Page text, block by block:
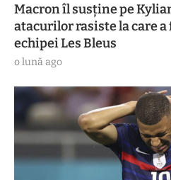
Macron îl susține pe
atacurilor rasiste la care
echipei Les Bleus
o lună ago